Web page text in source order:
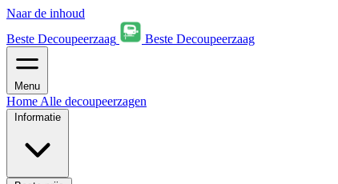
Naar de inhoud
Beste Decoupeerzaag
Beste Decoupeerzaag
Menu
Home Alle decoupeerzagen
Informatie